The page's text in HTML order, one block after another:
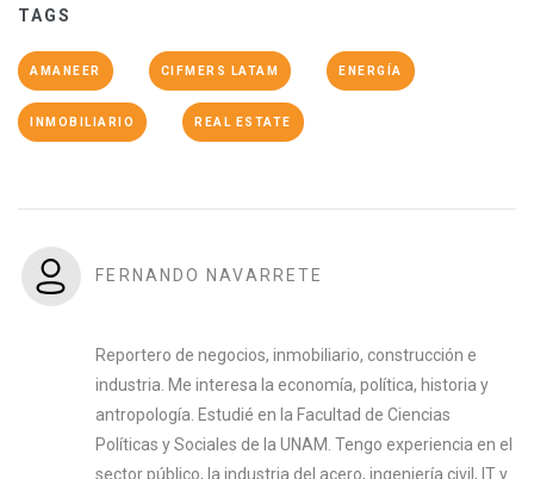
TAGS
AMANEER CIFMERS LATAM ENERGÍA
INMOBILIARIO REAL ESTATE
FERNANDO NAVARRETE
Reportero de negocios, inmobiliario, construcción e
industria. Me interesa la economía, política, historia y
antropología. Estudié en la Facultad de Ciencias
Políticas y Sociales de la UNAM. Tengo experiencia en el
sector público, la industria del acero, ingeniería civil, IT y